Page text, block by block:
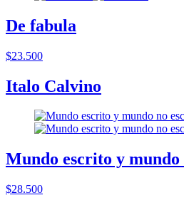
De fabula
$23.500
Italo Calvino
Mundo escrito y mundo
$28.500